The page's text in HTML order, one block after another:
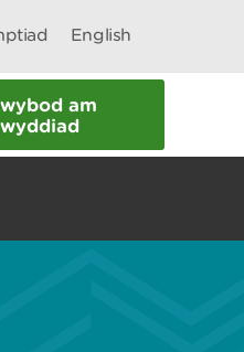
English
am